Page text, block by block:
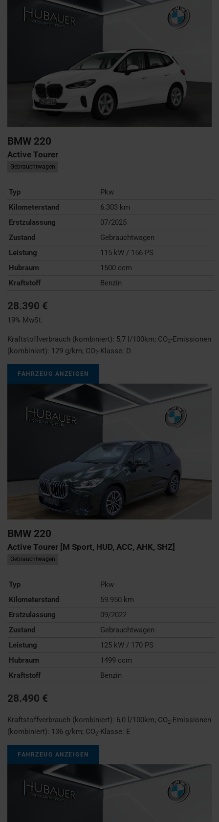
BMW 220
Active Tourer
Gebrauchtwagen
Typ
Pkw
Kilometerstand
6.303 km
Erstzulassung
07/2025
Zustand
Gebrauchtwagen
Leistung
115 kW / 156 PS
Hubraum
1500 ccm
Kraftstoff
Benzin
28.390 €
19% MwSt.
Kraftstoffverbrauch (kombiniert): 5,7 l/100km; CO2-Emissionen
(kombiniert): 129 g/km; CO2-Klasse: D
FAHRZEUG ANZEIGEN
BMW 220
Active Tourer [M Sport, HUD, ACC, AHK, SHZ]
Gebrauchtwagen
Typ
Pkw
Kilometerstand
59.950 km
Erstzulassung
09/2022
Zustand
Gebrauchtwagen
Leistung
125 kW / 170 PS
Hubraum
1499 ccm
Kraftstoff
Benzin
28.490 €
Kraftstoffverbrauch (kombiniert): 6,0 l/100km; CO2-Emissionen
(kombiniert): 136 g/km; CO2-Klasse: E
FAHRZEUG ANZEIGEN